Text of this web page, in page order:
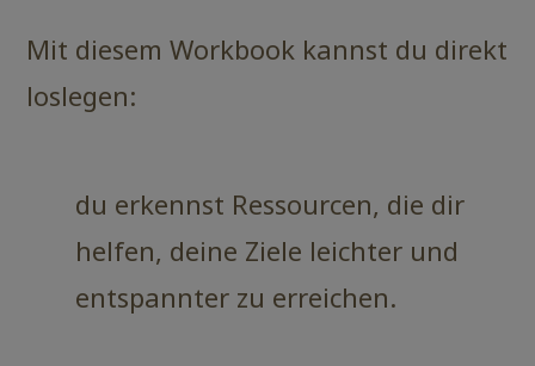
Mit diesem Workbook kannst du direkt
loslegen:
du erkennst Ressourcen, die dir
helfen, deine Ziele leichter und
entspannter zu erreichen.